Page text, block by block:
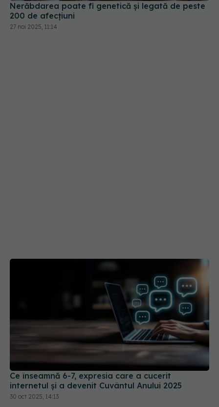
Nerăbdarea poate fi genetică și legată de peste
200 de afecțiuni
27 noi 2025, 11:14
Ce înseamnă 6-7, expresia care a cucerit
internetul și a devenit Cuvântul Anului 2025
30 oct 2025, 14:13